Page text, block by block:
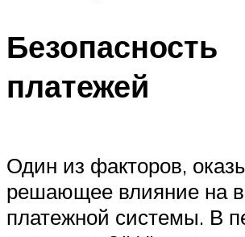
Безопасность
платежей
Один из факторов,
решающее влияние на
платежной системы. В